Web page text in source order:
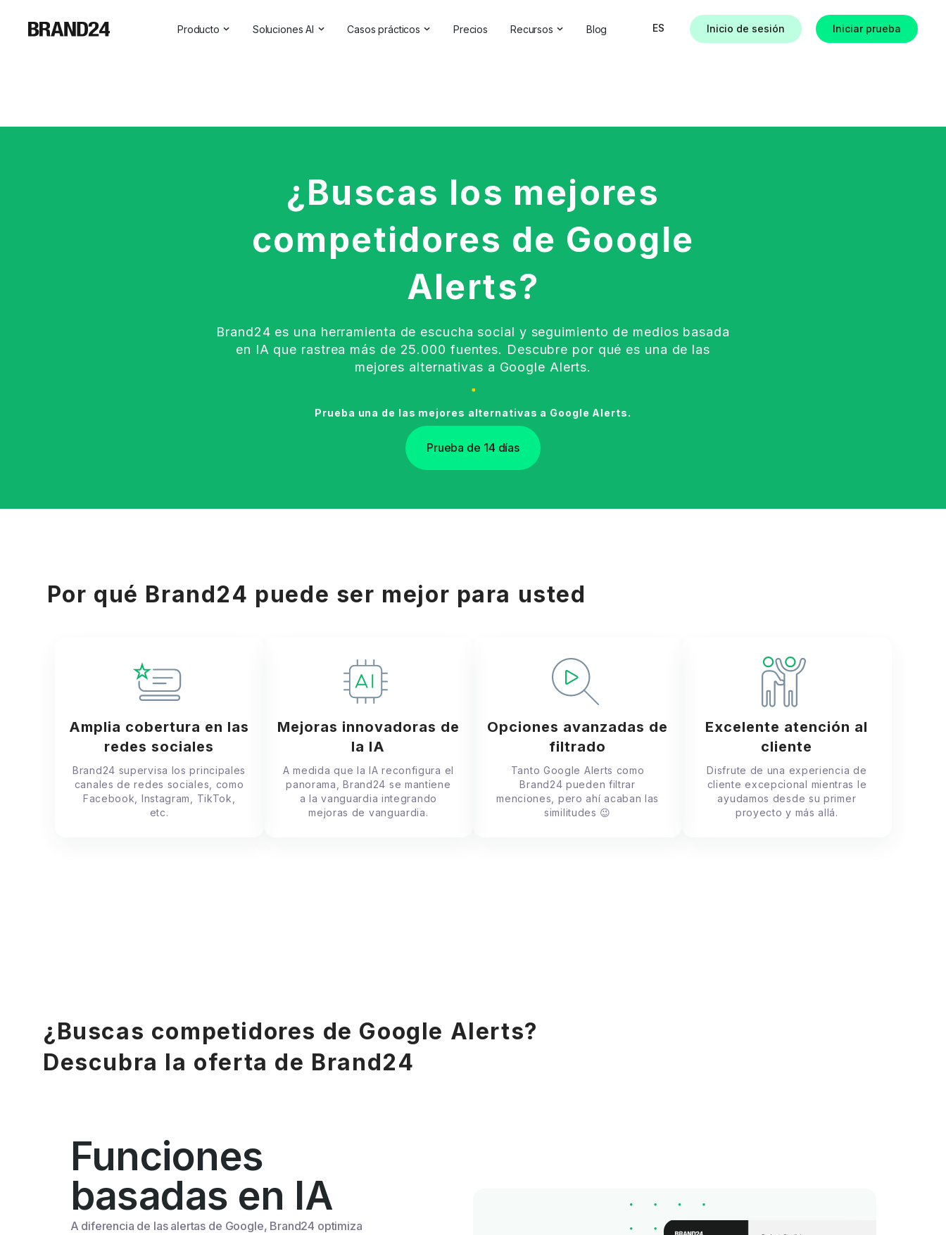
Producto Soluciones AI Casos prácticos
Búsqueda de hashtags
Backlinks Checker
Precios Recursos
Asóciese con nosotros
Directorio de socios
Blog ES Inicio de sesión Iniciar prueba
¿Buscas los mejores
competidores de Google
Alerts?
Brand24 es una herramienta de escucha social y seguimiento de medios basada
en IA que rastrea más de 25.000 fuentes. Descubre por qué es una de las
mejores alternativas a Google Alerts.
Prueba una de las mejores alternativas a Google Alerts.
Prueba de 14 días
Por qué Brand24 puede ser mejor para usted
Amplia cobertura en las
redes sociales
Brand24 supervisa los principales
canales de redes sociales, como
Facebook, Instagram, TikTok,
etc.
Mejoras innovadoras de
la IA
A medida que la IA reconfigura el
panorama, Brand24 se mantiene
a la vanguardia integrando
mejoras de vanguardia.
Opciones avanzadas de
filtrado
Tanto Google Alerts como
Brand24 pueden filtrar
menciones, pero ahí acaban las
similitudes 😉
Excelente atención al
cliente
Disfrute de una experiencia de
cliente excepcional mientras le
ayudamos desde su primer
proyecto y más allá.
¿Buscas competidores de Google Alerts?
Descubra la oferta de Brand24
Funciones
basadas en IA
A diferencia de las alertas de Google, Brand24 optimiza